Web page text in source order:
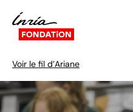
Voir le fil d’Ariane